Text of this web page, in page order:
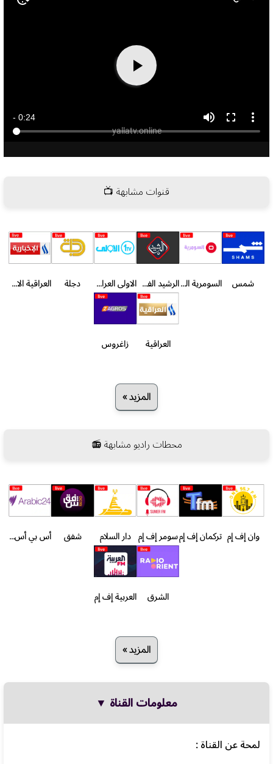
قنوات مشابهة 📺
شمس السومرية الفضائية الرشيد الفضائية الاولى العراقية دجلة العراقية الاخبارية
العراقية زاغروس
المزيد »
محطات راديو مشابهة 📻
وان إف إم تركمان إف إمسومر إف إم دار السلام شفق أس بي أس عربي
الشرق العربية إف إم
المزيد »
معلومات القناة ▼
لمحة عن القناة :